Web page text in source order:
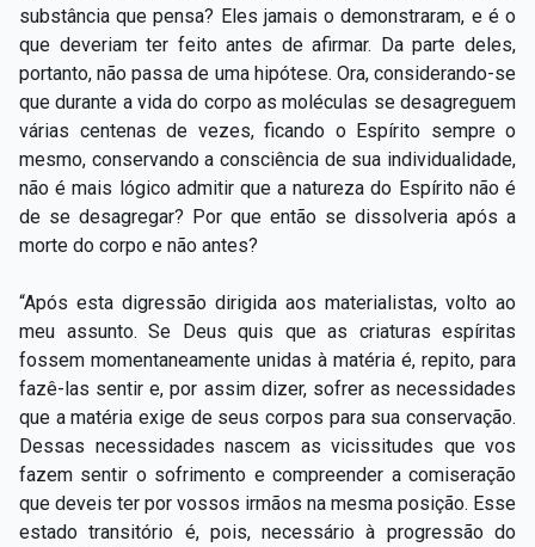
substância que pensa? Eles jamais o demonstraram, e é o
que deveriam ter feito antes de afirmar. Da parte deles,
portanto, não passa de uma hipótese. Ora, considerando-se
que durante a vida do corpo as moléculas se desagreguem
várias centenas de vezes, ficando o Espírito sempre o
mesmo, conservando a consciência de sua individualidade,
não é mais lógico admitir que a natureza do Espírito não é
de se desagregar? Por que então se dissolveria após a
morte do corpo e não antes?
“Após esta digressão dirigida aos materialistas, volto ao
meu assunto. Se Deus quis que as criaturas espíritas
fossem momentaneamente unidas à matéria é, repito, para
fazê-las sentir e, por assim dizer, sofrer as necessidades
que a matéria exige de seus corpos para sua conservação.
Dessas necessidades nascem as vicissitudes que vos
fazem sentir o sofrimento e compreender a comiseração
que deveis ter por vossos irmãos na mesma posição. Esse
estado transitório é, pois, necessário à progressão do